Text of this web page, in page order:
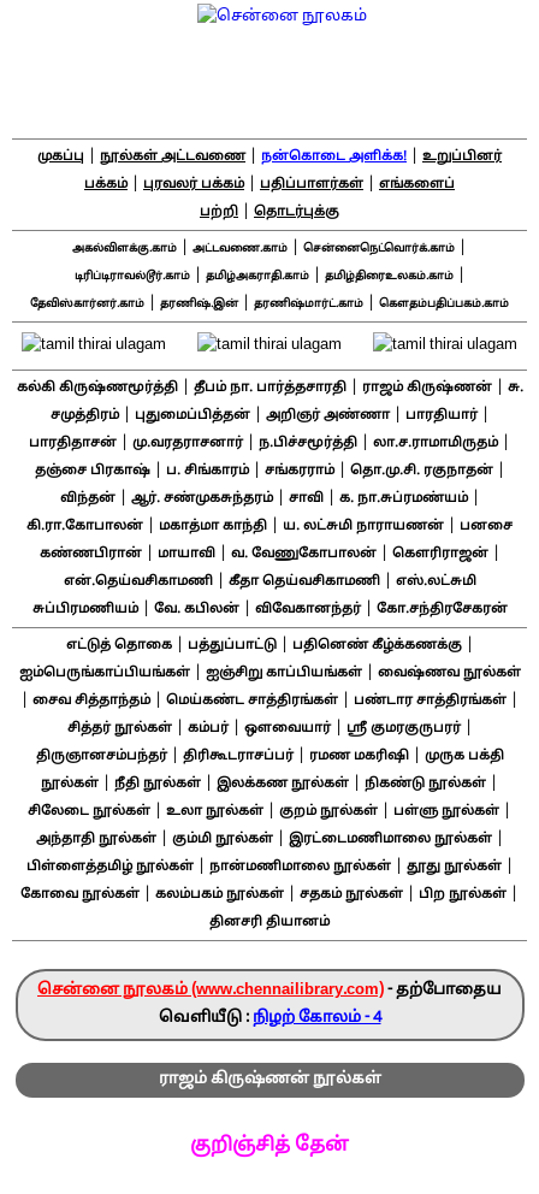
முகப்பு நூல்கள் அட்டவணை| நன்கொடை அளிக்க!
உறுப்பினர்
பக்கம்| புரவலர் பக்கம்| பதிப்பாளர்கள்
எங்களைப்
பற்றி
தொடர்புக்கு
அகல்விளக்கு.காம் அட்டவணை.காம் சென்னைநெட்வொர்க்.காம்
டிரிப்டிராவல்டூர்.காம்| தமிழ்அகராதி.காம்| தமிழ்திரைஉலகம்.காம்|
தேவிஸ்கார்னர்.காம் தரணிஷ்.இன்| தரணிஷ்மார்ட்.காம் கௌதம்பதிப்பகம்.காம்
கல்கி கிருஷ்ணமூர்த்தி| தீபம் நா. பார்த்தசாரதி| ராஜம் கிருஷ்ணன்|
சு.
சமுத்திரம்| புதுமைப்பித்தன்| அறிஞர் அண்ணா| பாரதியார்|
பாரதிதாசன் மு.வரதராசனார்| ந.பிச்சமூர்த்தி லா.ச.ராமாமிருதம்|
தஞ்சை பிரகாஷ்| ப. சிங்காரம்| சங்கரராம்| தொ.மு.சி. ரகுநாதன்|
விந்தன்| ஆர். சண்முகசுந்தரம்| சாவி| க. நா.சுப்ரமண்யம்|
கி.ரா.கோபாலன் மகாத்மா காந்தி ய. லட்சுமி நாராயணன்
பனசை
கண்ணபிரான்| மாயாவி| வ. வேணுகோபாலன்| கௌரிராஜன்|
என்.தெய்வசிகாமணி| கீதா தெய்வசிகாமணி|
எஸ்.லட்சுமி
சுப்பிரமணியம்| வே. கபிலன்| விவேகானந்தர்| கோ.சந்திரசேகரன்
எட்டுத் தொகை| பத்துப்பாட்டு| பதினெண் கீழ்க்கணக்கு|
ஐம்பெருங்காப்பியங்கள்| ஐஞ்சிறு காப்பியங்கள்| வைஷ்ணவ நூல்கள்
சைவ சித்தாந்தம்| மெய்கண்ட சாத்திரங்கள் பண்டார சாத்திரங்கள்
சித்தர் நூல்கள்| கம்பர்| ஔவையார்| ஸ்ரீ குமரகுருபரர்|
திருஞானசம்பந்தர்| திரிகூடராசப்பர்| ரமண மகரிஷி|
முருக பக்தி
நூல்கள்
நீதி நூல்கள் இலக்கண நூல்கள் நிகண்டு நூல்கள்
சிலேடை நூல்கள் உலா நூல்கள் குறம் நூல்கள் பள்ளு நூல்கள்
அந்தாதி நூல்கள்| கும்மி நூல்கள்| இரட்டைமணிமாலை நூல்கள்|
பிள்ளைத்தமிழ் நூல்கள்| நான்மணிமாலை நூல்கள்| தூது நூல்கள்|
கோவை நூல்கள் கலம்பகம் நூல்கள் சதகம் நூல்கள் பிற நூல்கள்
தினசரி தியானம்
சென்னை நூலகம் (www.chennailibrary.com)- தற்போதைய
வெளியீடு : நிழற் கோலம் - 4
ராஜம் கிருஷ்ணன் நூல்கள்
குறிஞ்சித் தேன்